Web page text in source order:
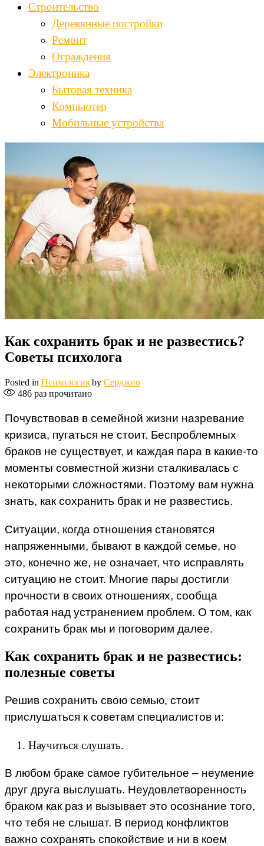
Строительство
Деревянные постройки
Ремонт
Ограждения
Электроника
Бытовая техника
Компьютер
Мобильные устройства
Как сохранить брак и не развестись?
Советы психолога
Posted in Психология by Серджио
486 раз прочитано
Почувствовав в семейной жизни назревание
кризиса, пугаться не стоит. Беспроблемных
браков не существует, и каждая пара в какие-то
моменты совместной жизни сталкивалась с
некоторыми сложностями. Поэтому вам нужна
знать, как сохранить брак и не развестись.
Ситуации, когда отношения становятся
напряженными, бывают в каждой семье, но
это, конечно же, не означает, что исправлять
ситуацию не стоит. Многие пары достигли
прочности в своих отношениях, сообща
работая над устранением проблем. О том, как
сохранить брак мы и поговорим далее.
Как сохранить брак и не развестись:
полезные советы
Решив сохранить свою семью, стоит
прислушаться к советам специалистов и:
Научиться слушать.
В любом браке самое губительное – неумение
друг друга выслушать. Неудовлетворенность
браком как раз и вызывает это осознание того,
что тебя не слышат. В период конфликтов
важно сохранять спокойствие и ни в коем